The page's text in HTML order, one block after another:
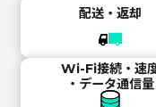
配送・返却
Wi-Fi接続・速
・データ通信量